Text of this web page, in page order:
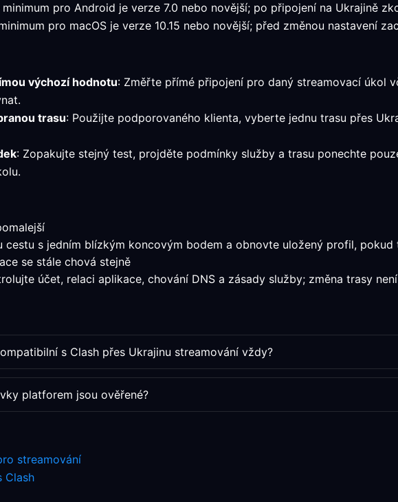
minimum pro Android je verze 7.0 nebo novější; po připojení na Ukrajině
pro macOS je verze 10.15 nebo novější; před změnou nastavení
výchozí hodnotu: Změřte přímé připojení pro daný streamovací úkol
trasu: Použijte podporovaného klienta, vyberte jednu trasu přes
: Zopakujte stejný test, projděte podmínky služby a trasu ponechte
cestu s jedním blízkým koncovým bodem a obnovte uložený profil,
se stále chová stejně
účet, relaci aplikace, chování DNS a zásady služby; změna trasy
s Clash přes Ukrajinu streamování vždy?
platforem jsou ověřené?
streamování
Clash